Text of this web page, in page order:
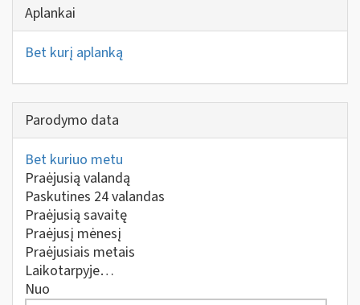
Aplankai
Bet kurį aplanką
Parodymo data
Bet kuriuo metu
Praėjusią valandą
Paskutines 24 valandas
Praėjusią savaitę
Praėjusį mėnesį
Praėjusiais metais
Laikotarpyje…
Nuo